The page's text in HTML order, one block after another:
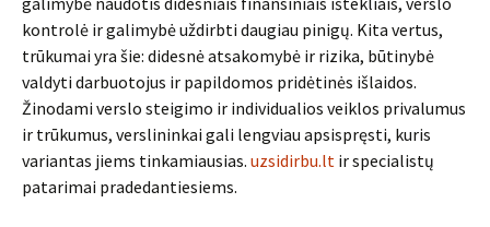
kontrolė ir galimybė uždirbti daugiau pinigų. Kita vertus,
trūkumai yra šie: didesnė atsakomybė ir rizika, būtinybė
valdyti darbuotojus ir papildomos pridėtinės išlaidos.
Žinodami verslo steigimo ir individualios veiklos privalumus
ir trūkumus, verslininkai gali lengviau apsispręsti, kuris
variantas jiems tinkamiausias. uzsidirbu.lt ir specialistų
patarimai pradedantiesiems.